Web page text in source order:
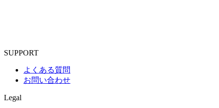
SUPPORT
よくある質問
お問い合わせ
Legal